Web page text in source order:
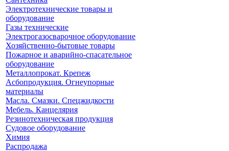
Электротехнические товары и
оборудование
Газы технические
Электрогазосварочное оборудование
Хозяйственно-бытовые товары
Пожарное и аварийно-спасательное
оборудование
Металлопрокат. Крепеж
Асбопродукция. Огнеупорные
материалы
Масла. Смазки. Спецжидкости
Мебель. Канцелярия
Резинотехническая продукция
Судовое оборудование
Химия
Распродажа